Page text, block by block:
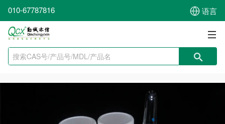
010-67787816 语言